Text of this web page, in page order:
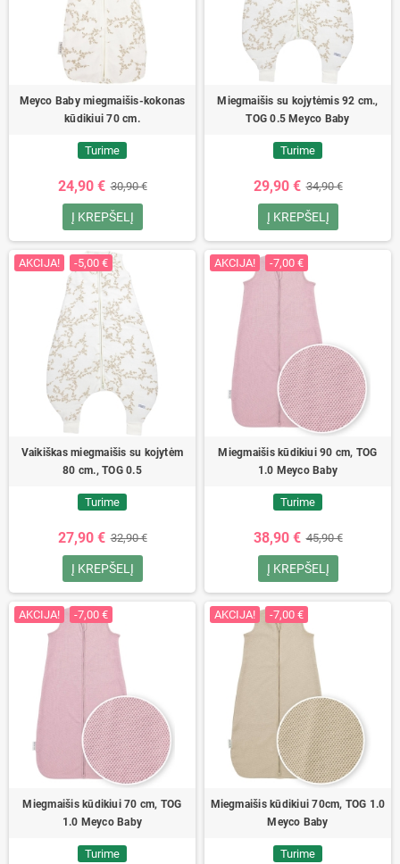
Meyco Baby miegmaišis-kokonas
kūdikiui 70 cm.
Turime
24,90 € 30,90 €
Į KREPŠELĮ
Miegmaišis su kojytėmis 92 cm.,
TOG 0.5 Meyco Baby
Turime
29,90 € 34,90 €
Į KREPŠELĮ
AKCIJA! -5,00 €
Vaikiškas miegmaišis su kojytėm
80 cm., TOG 0.5
Turime
27,90 € 32,90 €
Į KREPŠELĮ
AKCIJA! -7,00 €
Miegmaišis kūdikiui 90 cm, TOG
1.0 Meyco Baby
Turime
38,90 € 45,90 €
Į KREPŠELĮ
AKCIJA! -7,00 €
Miegmaišis kūdikiui 70 cm, TOG
1.0 Meyco Baby
Turime
AKCIJA! -7,00 €
Miegmaišis kūdikiui 70cm, TOG 1.0
Meyco Baby
Turime